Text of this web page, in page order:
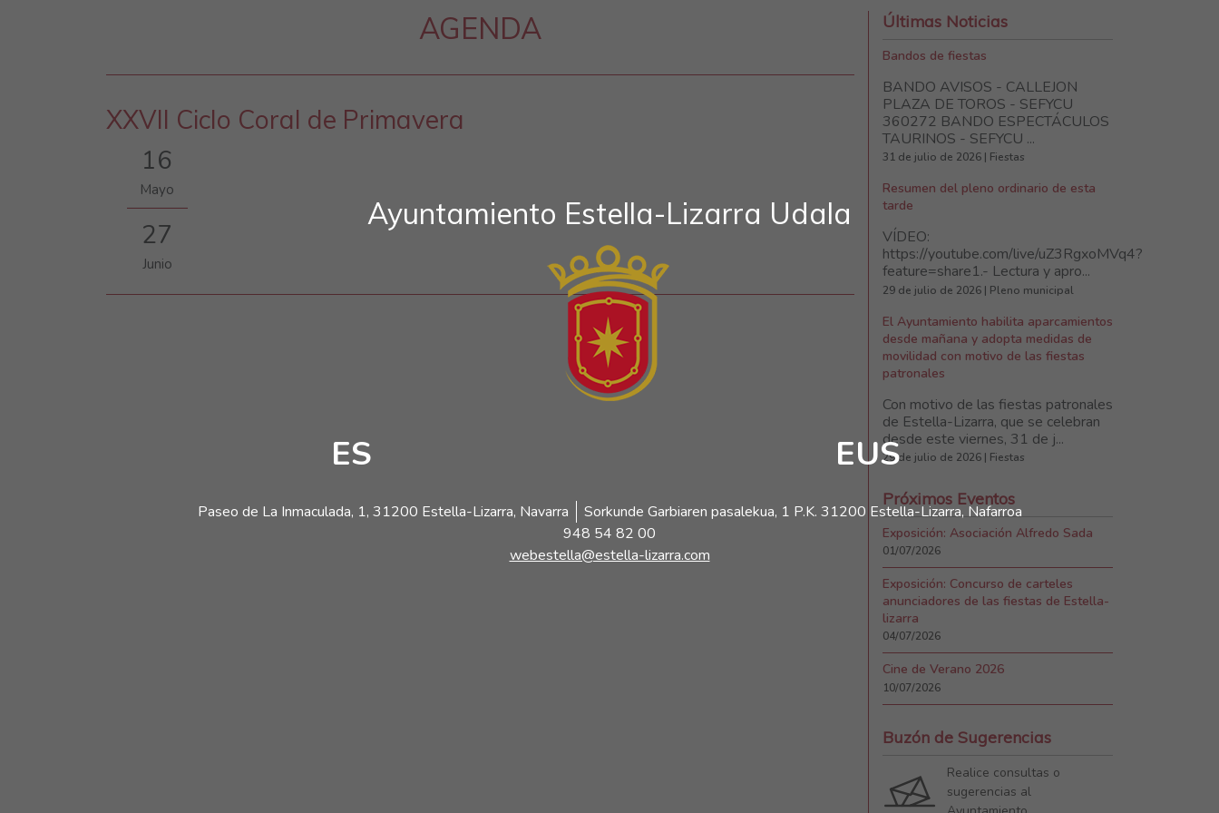
Ayuntamiento Estella-Lizarra Udala
ES EUS
Paseo de La Inmaculada, 1, 31200 Estella-Lizarra, Navarra
Sorkunde Garbiaren pasalekua, 1 P.K. 31200 Estella-Lizarra, Nafarroa
948 54 82 00
webestella@estella-lizarra.com
AGENDA
XXVII Ciclo Coral de Primavera
16
Mayo
27
Junio
Últimas Noticias
Bandos de fiestas
BANDO AVISOS - CALLEJON
PLAZA DE TOROS - SEFYCU
360272 BANDO ESPECTÁCULOS
TAURINOS - SEFYCU ...
31 de julio de 2026 | Fiestas
Resumen del pleno ordinario de esta
tarde
VÍDEO:
https://youtube.com/live/uZ3RgxoMVq4?
feature=share1.- Lectura y apro...
29 de julio de 2026 | Pleno municipal
El Ayuntamiento habilita aparcamientos
desde mañana y adopta medidas de
movilidad con motivo de las fiestas
patronales
Con motivo de las fiestas patronales
de Estella-Lizarra, que se celebran
desde este viernes, 31 de j...
29 de julio de 2026 | Fiestas
Próximos Eventos
Exposición: Asociación Alfredo Sada
01/07/2026
Exposición: Concurso de carteles
anunciadores de las fiestas de Estella-
lizarra
04/07/2026
Cine de Verano 2026
10/07/2026
Buzón de Sugerencias
Realice consultas o
sugerencias al